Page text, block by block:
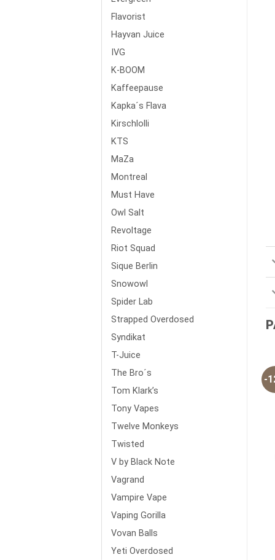
Flavorist
Hayvan Juice
IVG
K-BOOM
Kaffeepause
Kapka´s Flava
Kirschlolli
KTS
MaZa
Montreal
Must Have
Owl Salt
Revoltage
Riot Squad
Sique Berlin
Snowowl
Spider Lab
Strapped Overdosed
Syndikat
T-Juice
The Bro´s
Tom Klark’s
Tony Vapes
Twelve Monkeys
Twisted
V by Black Note
Vagrand
Vampire Vape
Vaping Gorilla
Vovan Balls
Yeti Overdosed
-